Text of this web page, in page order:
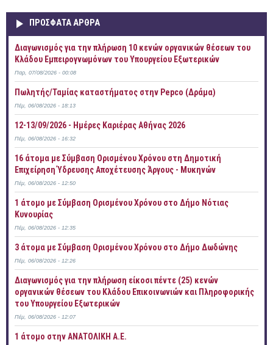
ΠΡOΣΦΑΤΑ AΡΘΡΑ
Διαγωνισμός για την πλήρωση 10 κενών οργανικών θέσεων του
Κλάδου Εμπειρογνωμόνων του Υπουργείου Εξωτερικών
Παρ, 07/08/2026 - 00:08
Πωλητής/Ταμίας καταστήματος στην Pepco (Δράμα)
Πέμ, 06/08/2026 - 18:13
12-13/09/2026 - Ημέρες Καριέρας Αθήνας 2026
Πέμ, 06/08/2026 - 16:32
16 άτομα με Σύμβαση Ορισμένου Χρόνου στη Δημοτική
Επιχείρηση Ύδρευσης Αποχέτευσης Άργους - Μυκηνών
Πέμ, 06/08/2026 - 12:50
1 άτομο με Σύμβαση Ορισμένου Χρόνου στο Δήμο Νότιας
Κυνουρίας
Πέμ, 06/08/2026 - 12:35
3 άτομα με Σύμβαση Ορισμένου Χρόνου στο Δήμο Δωδώνης
Πέμ, 06/08/2026 - 12:26
Διαγωνισμός για την πλήρωση είκοσι πέντε (25) κενών
οργανικών θέσεων του Κλάδου Επικοινωνιών και Πληροφορικής
του Υπουργείου Εξωτερικών
Πέμ, 06/08/2026 - 12:07
1 άτομο στην ΑΝΑΤΟΛΙΚΗ Α.Ε.